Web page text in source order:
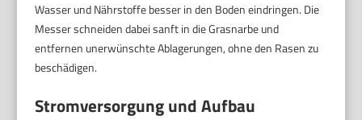
Wasser und Nährstoffe besser in den Boden eindringen. Die
Messer schneiden dabei sanft in die Grasnarbe und
entfernen unerwünschte Ablagerungen, ohne den Rasen zu
beschädigen.
Stromversorgung und Aufbau